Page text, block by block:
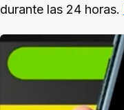
durante las 24 horas.